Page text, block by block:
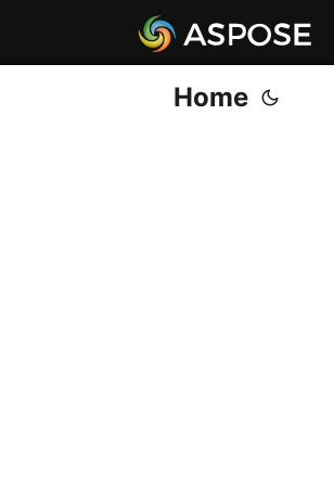
Home